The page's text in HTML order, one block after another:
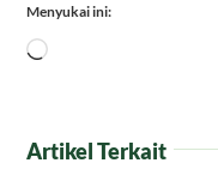
Menyukai ini:
Memuat...
Artikel Terkait